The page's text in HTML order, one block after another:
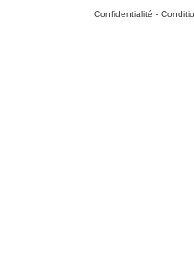
Confidentialité -